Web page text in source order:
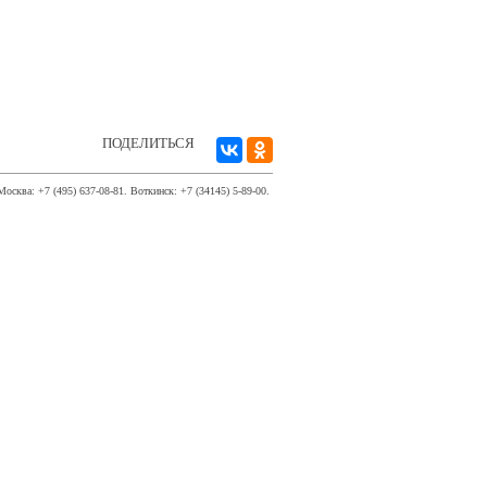
ПОДЕЛИТЬСЯ
+7 (495) 637-08-81. Воткинск: +7 (34145) 5-89-00.